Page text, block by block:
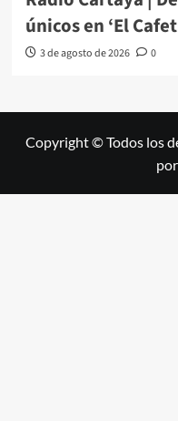
únicos en ‘El
3 de agosto de 2026 0
Copyright © Todos los